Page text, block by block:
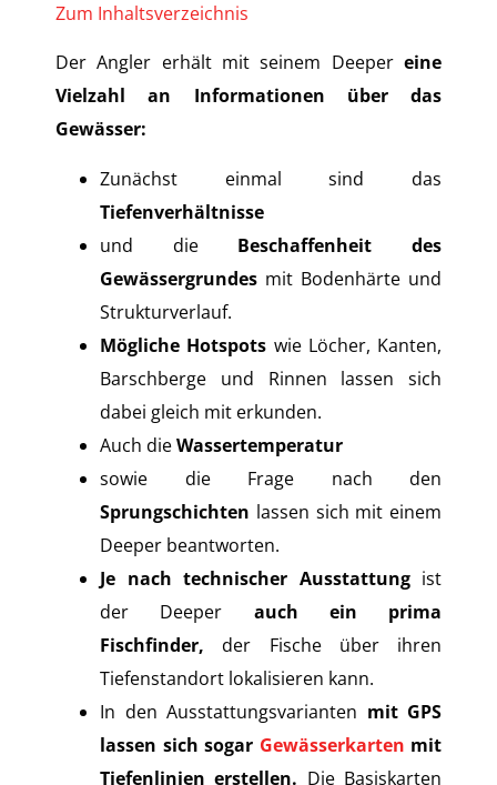
Zum Inhaltsverzeichnis
Der Angler erhält mit seinem Deeper eine
Vielzahl an Informationen über das
Gewässer:
Zunächst einmal sind das
Tiefenverhältnisse
und die Beschaffenheit des
Gewässergrundes mit Bodenhärte und
Strukturverlauf.
Mögliche Hotspots wie Löcher, Kanten,
Barschberge und Rinnen lassen sich
dabei gleich mit erkunden.
Auch dieWassertemperatur
sowie die Frage nach den
Sprungschichten lassen sich mit einem
Deeper beantworten.
Je nach technischer Ausstattungist
der Deeper auch ein prima
Fischfinder, der Fische über ihren
Tiefenstandort lokalisieren kann.
In den Ausstattungsvarianten mit GPS
lassen sich sogar Gewässerkarten mit
Tiefenlinien erstellen. Die Basiskarten